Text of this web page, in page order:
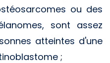
ou des
sont assez
atteintes d'une
;